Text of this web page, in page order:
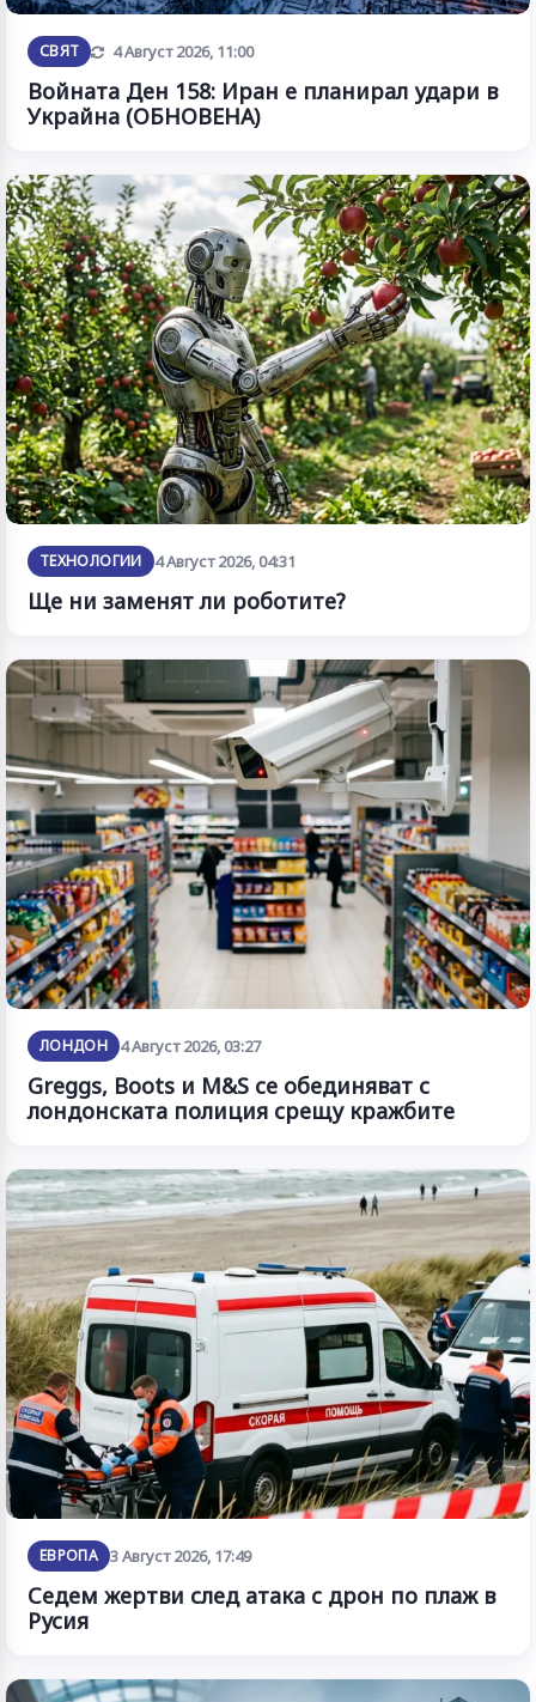
СВЯТ Обновена
4 Август 2026, 11:00
Войната Ден 158: Иран е планирал удари в
Украйна (ОБНОВЕНА)
ТЕХНОЛОГИИ 4 Август 2026, 04:31
Ще ни заменят ли роботите?
ЛОНДОН 4 Август 2026, 03:27
Greggs, Boots и M&S се обединяват с
лондонската полиция срещу кражбите
ЕВРОПА 3 Август 2026, 17:49
Седем жертви след атака с дрон по плаж в
Русия